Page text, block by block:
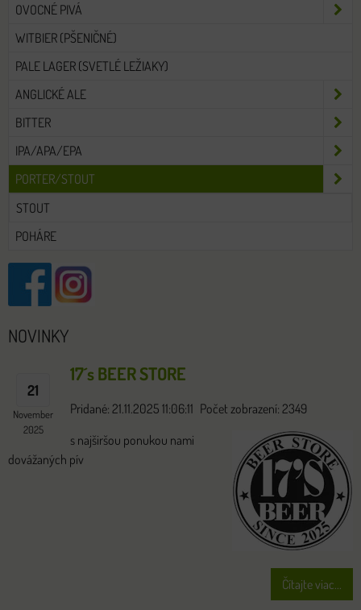
OVOCNÉ PIVÁ
WITBIER (PŠENIČNÉ)
PALE LAGER (SVETLÉ LEŽIAKY)
ANGLICKÉ ALE
BITTER
IPA/APA/EPA
PORTER/STOUT
STOUT
POHÁRE
NOVINKY
21
November
2025
17´s BEER STORE
Pridané: 21.11.2025 11:06:11 Počet zobrazení: 2349
s najširšou ponukou nami
dovážaných pív
Čítajte viac...